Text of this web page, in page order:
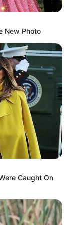
New Photo
Caught On